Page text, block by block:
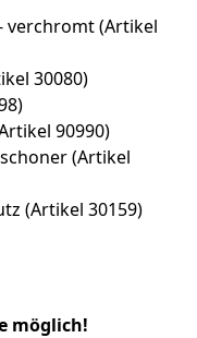
verchromt (Artikel
30080)
90990)
(Artikel
(Artikel 30159)
möglich!